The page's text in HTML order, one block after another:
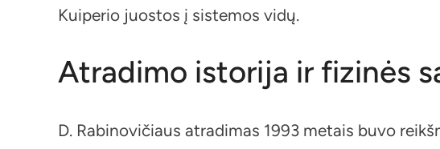
Kuiperio juostos į sistemos vidų.
Atradimo istorija ir fizinės
D. Rabinovičiaus atradimas 1993 metais buvo